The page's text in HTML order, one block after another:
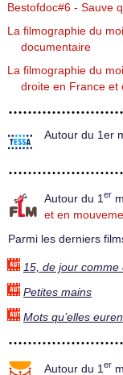
Bestofdoc#6 - Sauve
La filmographie du
documentaire
La filmographie du
droite en France et
Autour du 1er
Autour du 1 er
et en
Parmi les derniers
15, de jour comme
Petites mains
Mots qu’elles
Autour du 1 er